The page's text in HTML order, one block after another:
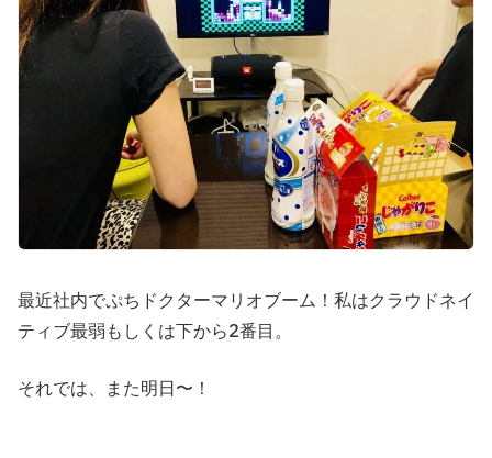
最近社内でぷちドクターマリオブーム！私はクラウドネイ
ティブ最弱もしくは下から2番目。
それでは、また明日〜！